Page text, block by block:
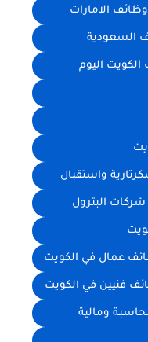
وظائف الامارات
السعودية
اليوم
واستقبال
البترول
عمال في الكويت
فنيين في الكويت
ومالية